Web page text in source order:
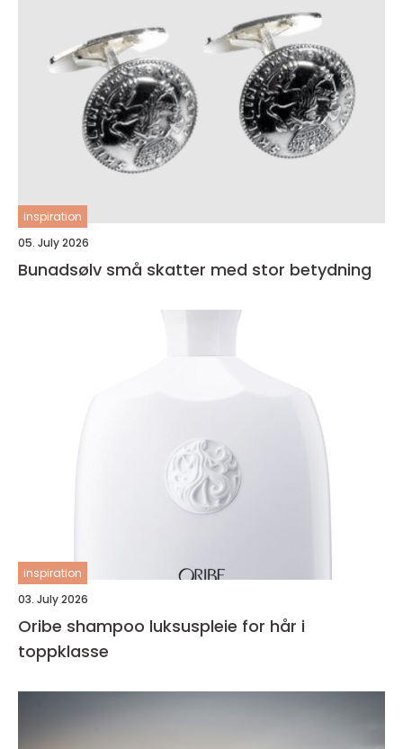
inspiration
05. July 2026
Bunadsølv små skatter med stor betydning
inspiration
03. July 2026
Oribe shampoo luksuspleie for hår i
toppklasse